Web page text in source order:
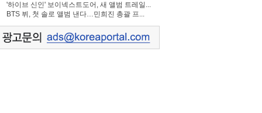
'하이브 신인' 보이넥스트도어, 새 앨범 트레일...
BTS 뷔, 첫 솔로 앨범 낸다…민희진 총괄 프...